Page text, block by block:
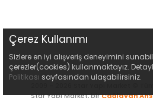
Star Yapı Market, birÇağlayan
Çerez Kullanımı
Sizlere en iyi alışveriş deneyimini
çerezler(cookies) kullanmaktayız.
Politikası sayfasından ulaşabilirsiniz.